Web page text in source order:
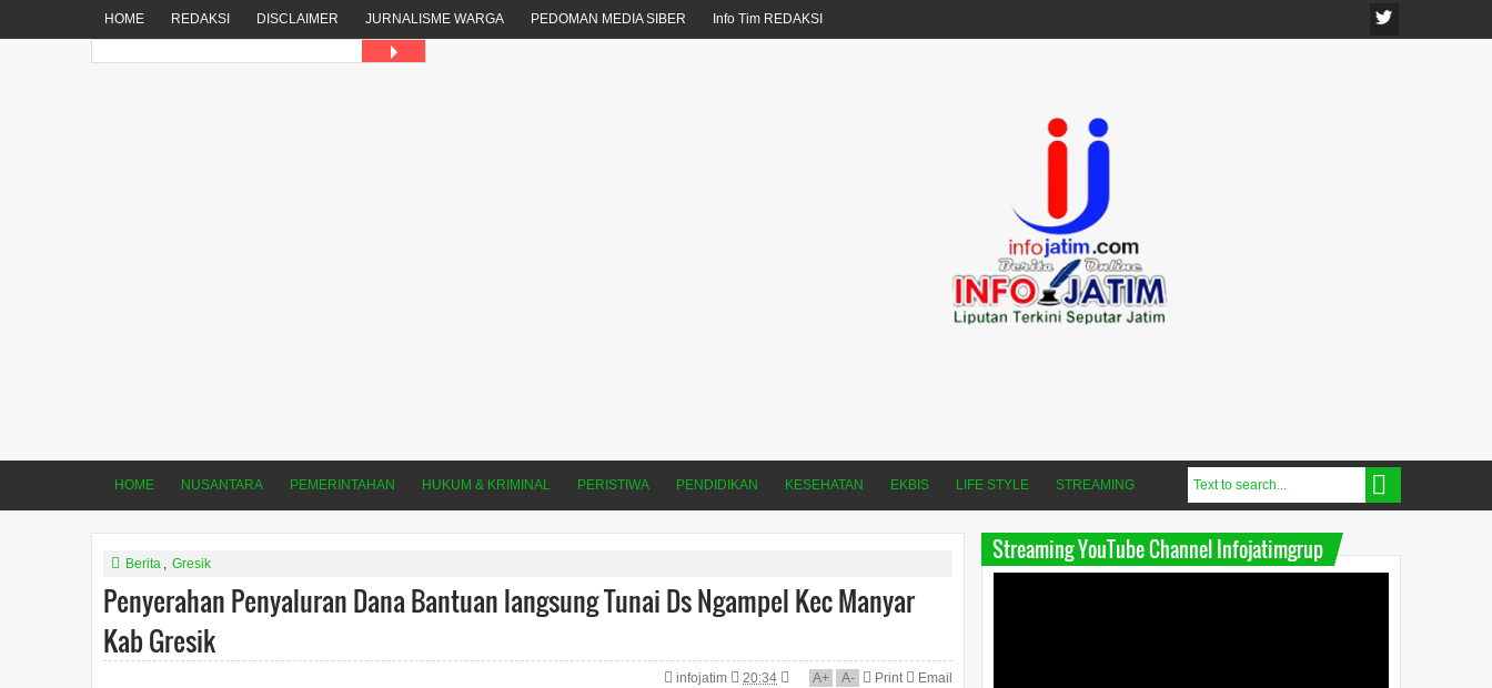
HOME REDAKSI DISCLAIMER JURNALISME WARGA PEDOMAN MEDIA SIBER Info Tim REDAKSI
HOME NUSANTARA PEMERINTAHAN HUKUM & KRIMINAL PERISTIWA PENDIDIKAN KESEHATAN EKBIS LIFE STYLE STREAMING
Berita , Gresik
Penyerahan Penyaluran Dana Bantuan langsung Tunai Ds Ngampel Kec Manyar
Kab Gresik
infojatim 20:34 A+ A- Print Email
Streaming YouTube Channel Infojatimgrup